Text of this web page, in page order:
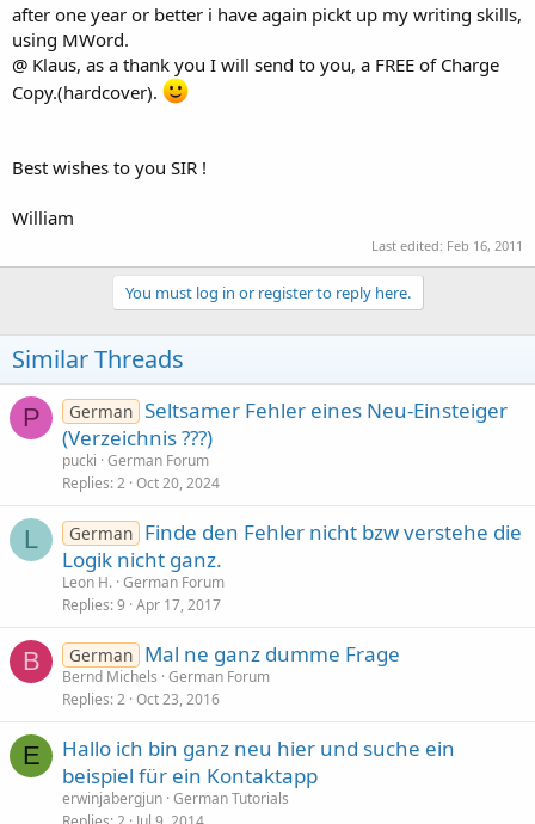
after one year or better i have again pickt up my writing skills,
using MWord.
@ Klaus, as a thank you I will send to you, a FREE of Charge
Copy.(hardcover).
Best wishes to you SIR !
William
Last edited: Feb 16, 2011
You must log in or register to reply here.
Similar Threads
P German Seltsamer Fehler eines Neu-Einsteiger
(Verzeichnis ???)
pucki German Forum
Replies 2 Oct 20, 2024
L German Finde den Fehler nicht bzw verstehe die
Logik nicht ganz.
Leon H. German Forum
Replies 9 Apr 17, 2017
B German Mal ne ganz dumme Frage
Bernd Michels German Forum
Replies 2 Oct 23, 2016
E
Hallo ich bin ganz neu hier und suche ein
beispiel für ein Kontaktapp
erwinjabergjun German Tutorials